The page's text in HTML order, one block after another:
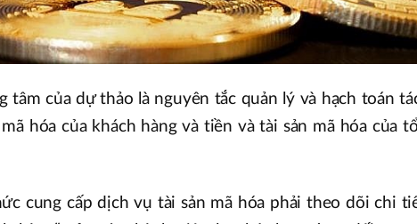
tâm của dự thảo là nguyên tắc quản lý và hạch toán
hóa của khách hàng và tiền và tài sản mã hóa của
cung cấp dịch vụ tài sản mã hóa phải theo dõi chi